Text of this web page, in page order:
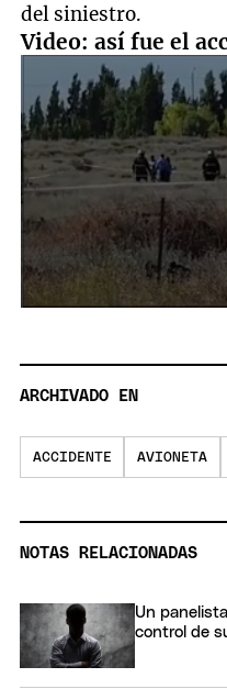
del siniestro.
Video: así fue el
33
seconds
ARCHIVADO EN
ACCIDENTE AVIONETA
NOTAS RELACIONADAS
Un
control de